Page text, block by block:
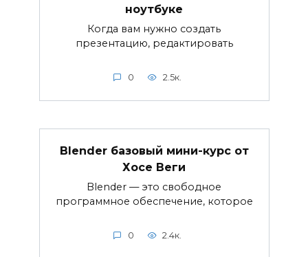
ноутбуке
Когда вам нужно создать
презентацию, редактировать
0 2.5к.
Blender базовый мини-курс от
Хосе Веги
Blender — это свободное
программное обеспечение, которое
0 2.4к.